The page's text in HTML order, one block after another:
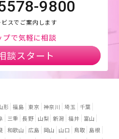
9800
スでご案内します
プで気軽に相談
談スタート
形 福島 東京 神奈川 埼玉
千葉
三重 長野 山梨 新潟 福井
富山
和歌山 広島 岡山 山口 鳥取
島根